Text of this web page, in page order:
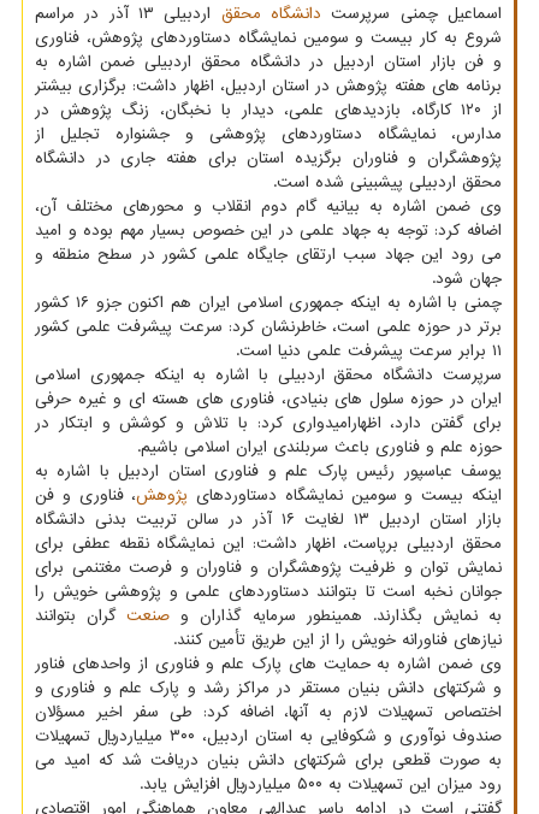
اسماعیل چمنی سرپرست دانشگاه محقق
اردبیلی ۱۳ آذر در مراسم
شروع به کار بیست و سومین نمایشگاه دستاوردهای پژوهش، فناوری
و فن بازار استان اردبیل در دانشگاه محقق اردبیلی ضمن اشاره به
برنامه های هفته پژوهش در استان اردبیل، اظهار داشت: برگزاری بیشتر
از ۱۲۰ کارگاه، بازدیدهای علمی، دیدار با نخبگان، زنگ پژوهش در
مدارس، نمایشگاه دستاوردهای پژوهشی و جشنواره تجلیل از
پژوهشگران و فناوران برگزیده استان برای هفته جاری در دانشگاه
محقق اردبیلی پیشبینی شده است.
وی ضمن اشاره به بیانیه گام دوم انقلاب و محورهای مختلف آن،
اضافه کرد: توجه به جهاد علمی در این خصوص بسیار مهم بوده و امید
می رود این جهاد سبب ارتقای جایگاه علمی کشور در سطح منطقه و
جهان شود.
چمنی با اشاره به اینکه جمهوری اسلامی ایران هم اکنون جزو ۱۶ کشور
برتر در حوزه علمی است، خاطرنشان کرد: سرعت پیشرفت علمی کشور
۱۱ برابر سرعت پیشرفت علمی دنیا است.
سرپرست دانشگاه محقق اردبیلی با اشاره به اینکه جمهوری اسلامی
ایران در حوزه سلول های بنیادی، فناوری های هسته ای و غیره حرفی
برای گفتن دارد، اظهارامیدواری کرد: با تلاش و کوشش و ابتکار در
حوزه علم و فناوری باعث سربلندی ایران اسلامی باشیم.
یوسف عباسپور رئیس پارک علم و فناوری استان اردبیل با اشاره به
اینکه بیست و سومین نمایشگاه دستاوردهای پژوهش، فناوری و فن
بازار استان اردبیل ۱۳ لغایت ۱۶ آذر در سالن تربیت بدنی دانشگاه
محقق اردبیلی برپاست، اظهار داشت: این نمایشگاه نقطه عطفی برای
نمایش توان و ظرفیت پژوهشگران و فناوران و فرصت مغتنمی برای
جوانان نخبه است تا بتوانند دستاوردهای علمی و پژوهشی خویش را
به نمایش بگذارند. همینطور سرمایه گذاران و صنعتگران بتوانند
نیازهای فناورانه خویش را از این طریق تأمین کنند.
وی ضمن اشاره به حمایت های پارک علم و فناوری از واحدهای فناور
و شرکتهای دانش بنیان مستقر در مراکز رشد و پارک علم و فناوری و
اختصاص تسهیلات لازم به آنها، اضافه کرد: طی سفر اخیر مسؤلان
صندوف نوآوری و شکوفایی به استان اردبیل، ۳۰۰ میلیاردریال تسهیلات
به صورت قطعی برای شرکتهای دانش بنیان دریافت شد که امید می
رود میزان این تسهیلات به ۵۰۰ میلیاردریال افزایش یابد.
گفتنی است در ادامه یاسر عبدالهی معاون هماهنگی امور اقتصادی